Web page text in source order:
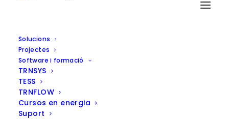
Solucions
Projectes
Software i formació
TRNSYS
TESS
TRNFLOW
Cursos en energia
Suport
El viatge de Ispaster cap a la
sostenibilitat: Un far del canvi
liderat per la comunitat